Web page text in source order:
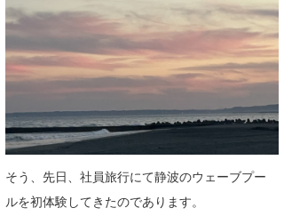
そう、先日、社員旅行にて静波のウェーブプー
ルを初体験してきたのであります。
CBA Films
熊谷素子
田原啓江
植村未来
NOBUFUKU
大野”MAR”修聖
喜納海人
chan-U
ECE
G◎Da
H
KID
KOBU